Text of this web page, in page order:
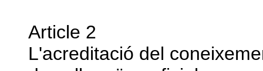
Article 2
L'acreditació del